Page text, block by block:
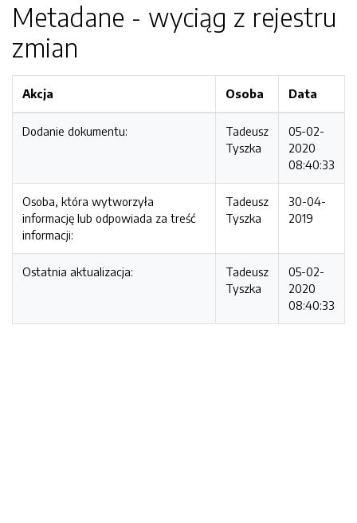
Metadane - wyciąg z rejestru
zmian
Akcja Osoba Data
Dodanie dokumentu:
Tadeusz
Tyszka
05-02-
2020
08:40:33
Osoba, która wytworzyła
informację lub odpowiada za treść
informacji:
Tadeusz
Tyszka
30-04-
2019
Ostatnia aktualizacja:
Tadeusz
Tyszka
05-02-
2020
08:40:33